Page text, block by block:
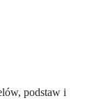
podstaw i